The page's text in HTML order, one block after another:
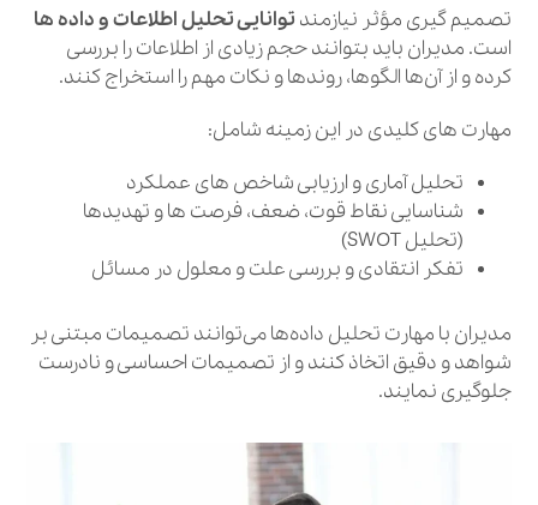
تصمیم‌ گیری مؤثر نیازمند توانایی تحلیل اطلاعات و داده‌ ها
است. مدیران باید بتوانند حجم زیادی از اطلاعات را بررسی
کرده و از آن‌ها الگوها، روندها و نکات مهم را استخراج کنند.
مهارت‌ های کلیدی در این زمینه شامل:
تحلیل آماری و ارزیابی شاخص‌ های عملکرد
شناسایی نقاط قوت، ضعف، فرصت‌ ها و تهدیدها
(تحلیل SWOT)
تفکر انتقادی و بررسی علت و معلول در مسائل
مدیران با مهارت تحلیل داده‌ها می‌توانند تصمیمات مبتنی بر
شواهد و دقیق اتخاذ کنند و از تصمیمات احساسی و نادرست
جلوگیری نمایند.